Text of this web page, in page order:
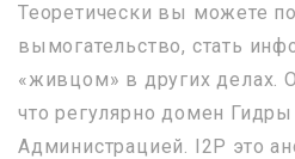
Теоретически вы можете
вымогательство, стать
«живцом» в других делах.
что регулярно домен Гидры
Администрацией. I2P это